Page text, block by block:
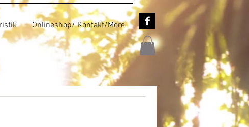
Onlineshop/ Kontakt/More